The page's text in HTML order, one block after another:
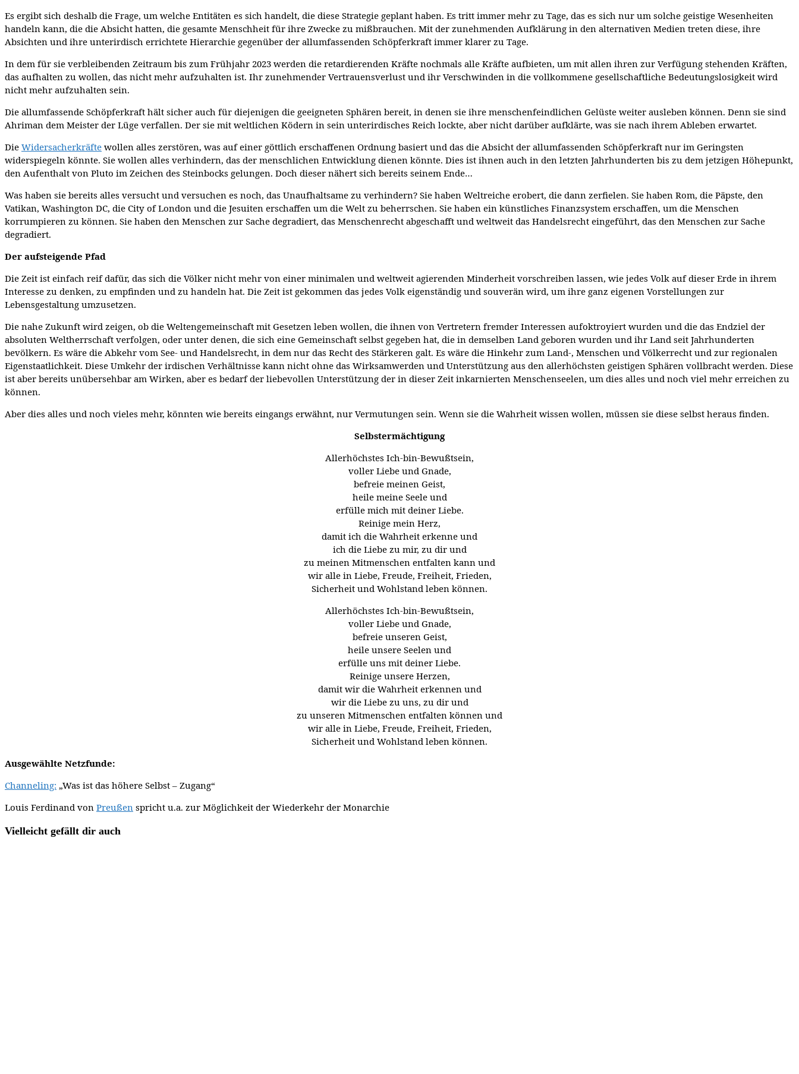
Es ergibt sich deshalb die Frage, um welche Entitäten es sich handelt, die diese Strategie geplant haben. Es tritt immer mehr zu Tage, das es sich nur um solche geistige Wesenheiten
handeln kann, die die Absicht hatten, die gesamte Menschheit für ihre Zwecke zu mißbrauchen. Mit der zunehmenden Aufklärung in den alternativen Medien treten diese, ihre
Absichten und ihre unterirdisch errichtete Hierarchie gegenüber der allumfassenden Schöpferkraft immer klarer zu Tage.
In dem für sie verbleibenden Zeitraum bis zum Frühjahr 2023 werden die retardierenden Kräfte nochmals alle Kräfte aufbieten, um mit allen ihren zur Verfügung stehenden Kräften,
das aufhalten zu wollen, das nicht mehr aufzuhalten ist. Ihr zunehmender Vertrauensverlust und ihr Verschwinden in die vollkommene gesellschaftliche Bedeutungslosigkeit wird
nicht mehr aufzuhalten sein.
Die allumfassende Schöpferkraft hält sicher auch für diejenigen die geeigneten Sphären bereit, in denen sie ihre menschenfeindlichen Gelüste weiter ausleben können. Denn sie sind
Ahriman dem Meister der Lüge verfallen. Der sie mit weltlichen Ködern in sein unterirdisches Reich lockte, aber nicht darüber aufklärte, was sie nach ihrem Ableben erwartet.
Die Widersacherkräfte wollen alles zerstören, was auf einer göttlich erschaffenen Ordnung basiert und das die Absicht der allumfassenden Schöpferkraft nur im Geringsten
widerspiegeln könnte. Sie wollen alles verhindern, das der menschlichen Entwicklung dienen könnte. Dies ist ihnen auch in den letzten Jahrhunderten bis zu dem jetzigen Höhepunkt,
den Aufenthalt von Pluto im Zeichen des Steinbocks gelungen. Doch dieser nähert sich bereits seinem Ende…
Was haben sie bereits alles versucht und versuchen es noch, das Unaufhaltsame zu verhindern? Sie haben Weltreiche erobert, die dann zerfielen. Sie haben Rom, die Päpste, den
Vatikan, Washington DC, die City of London und die Jesuiten erschaffen um die Welt zu beherrschen. Sie haben ein künstliches Finanzsystem erschaffen, um die Menschen
korrumpieren zu können. Sie haben den Menschen zur Sache degradiert, das Menschenrecht abgeschafft und weltweit das Handelsrecht eingeführt, das den Menschen zur Sache
degradiert.
Der aufsteigende Pfad
Die Zeit ist einfach reif dafür, das sich die Völker nicht mehr von einer minimalen und weltweit agierenden Minderheit vorschreiben lassen, wie jedes Volk auf dieser Erde in ihrem
Interesse zu denken, zu empfinden und zu handeln hat. Die Zeit ist gekommen das jedes Volk eigenständig und souverän wird, um ihre ganz eigenen Vorstellungen zur
Lebensgestaltung umzusetzen.
Die nahe Zukunft wird zeigen, ob die Weltengemeinschaft mit Gesetzen leben wollen, die ihnen von Vertretern fremder Interessen aufoktroyiert wurden und die das Endziel der
absoluten Weltherrschaft verfolgen, oder unter denen, die sich eine Gemeinschaft selbst gegeben hat, die in demselben Land geboren wurden und ihr Land seit Jahrhunderten
bevölkern. Es wäre die Abkehr vom See- und Handelsrecht, in dem nur das Recht des Stärkeren galt. Es wäre die Hinkehr zum Land-, Menschen und Völkerrecht und zur regionalen
Eigenstaatlichkeit. Diese Umkehr der irdischen Verhältnisse kann nicht ohne das Wirksamwerden und Unterstützung aus den allerhöchsten geistigen Sphären vollbracht werden. Diese
ist aber bereits unübersehbar am Wirken, aber es bedarf der liebevollen Unterstützung der in dieser Zeit inkarnierten Menschenseelen, um dies alles und noch viel mehr erreichen zu
können.
Aber dies alles und noch vieles mehr, könnten wie bereits eingangs erwähnt, nur Vermutungen sein. Wenn sie die Wahrheit wissen wollen, müssen sie diese selbst heraus finden.
Selbstermächtigung
Allerhöchstes Ich-bin-Bewußtsein,
voller Liebe und Gnade,
befreie meinen Geist,
heile meine Seele und
erfülle mich mit deiner Liebe.
Reinige mein Herz,
damit ich die Wahrheit erkenne und
ich die Liebe zu mir, zu dir und
zu meinen Mitmenschen entfalten kann und
wir alle in Liebe, Freude, Freiheit, Frieden,
Sicherheit und Wohlstand leben können.
Allerhöchstes Ich-bin-Bewußtsein,
voller Liebe und Gnade,
befreie unseren Geist,
heile unsere Seelen und
erfülle uns mit deiner Liebe.
Reinige unsere Herzen,
damit wir die Wahrheit erkennen und
wir die Liebe zu uns, zu dir und
zu unseren Mitmenschen entfalten können und
wir alle in Liebe, Freude, Freiheit, Frieden,
Sicherheit und Wohlstand leben können.
Ausgewählte Netzfunde:
Channeling: „Was ist das höhere Selbst – Zugang“
Louis Ferdinand von Preußen spricht u.a. zur Möglichkeit der Wiederkehr der Monarchie
Vielleicht gefällt dir auch